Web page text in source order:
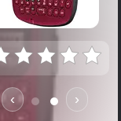
‹
›